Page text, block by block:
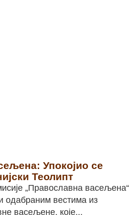
Упокојио се
Теолипт
„Православна васељена“
одабраним вестима из
васељене, које...